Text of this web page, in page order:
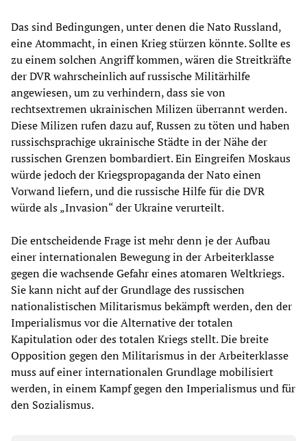
Das sind Bedingungen, unter denen die Nato Russland,
eine Atommacht, in einen Krieg stürzen könnte. Sollte es
zu einem solchen Angriff kommen, wären die Streitkräfte
der DVR wahrscheinlich auf russische Militärhilfe
angewiesen, um zu verhindern, dass sie von
rechtsextremen ukrainischen Milizen überrannt werden.
Diese Milizen rufen dazu auf, Russen zu töten und haben
russischsprachige ukrainische Städte in der Nähe der
russischen Grenzen bombardiert. Ein Eingreifen Moskaus
würde jedoch der Kriegspropaganda der Nato einen
Vorwand liefern, und die russische Hilfe für die DVR
würde als „Invasion“ der Ukraine verurteilt.
Die entscheidende Frage ist mehr denn je der Aufbau
einer internationalen Bewegung in der Arbeiterklasse
gegen die wachsende Gefahr eines atomaren Weltkriegs.
Sie kann nicht auf der Grundlage des russischen
nationalistischen Militarismus bekämpft werden, den der
Imperialismus vor die Alternative der totalen
Kapitulation oder des totalen Kriegs stellt. Die breite
Opposition gegen den Militarismus in der Arbeiterklasse
muss auf einer internationalen Grundlage mobilisiert
werden, in einem Kampf gegen den Imperialismus und für
den Sozialismus.